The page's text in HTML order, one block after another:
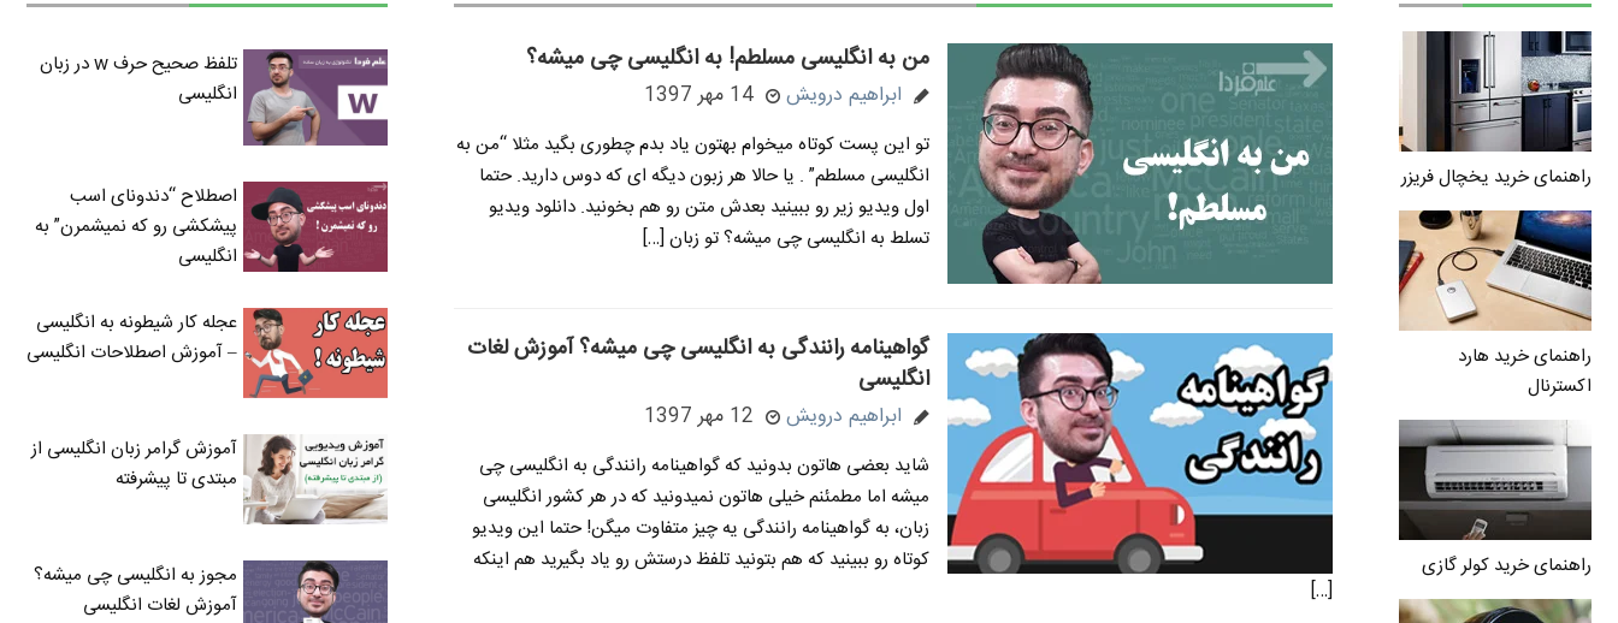
راهنمای خرید یخچال فریزر
راهنمای خرید هارد
اکسترنال
راهنمای خرید کولر گازی
من به انگلیسی مسلطم! به انگلیسی چی میشه؟
ابراهیم درویش 14 مهر 1397
تو این پست کوتاه میخوام بهتون یاد بدم چطوری بگید مثلا “من به
انگلیسی مسلطم” . یا حالا هر زبون دیگه ای که دوس دارید. حتما
اول ویدیو زیر رو ببینید بعدش متن رو هم بخونید. دانلود ویدیو
تسلط به انگلیسی چی میشه؟ تو زبان […]
گواهینامه رانندگی به انگلیسی چی میشه؟ آموزش لغات
انگلیسی
ابراهیم درویش 12 مهر 1397
شاید بعضی هاتون بدونید که گواهینامه رانندگی به انگلیسی چی
میشه اما مطمئنم خیلی هاتون نمیدونید که در هر کشور انگلیسی
زبان، به گواهینامه رانندگی یه چیز متفاوت میگن! حتما این ویدیو
کوتاه رو ببینید که هم بتونید تلفظ درستش رو یاد بگیرید هم اینکه
[…]
تلفظ صحیح حرف w در زبان
انگلیسی
اصطلاح “دندونای اسب
پیشکشی رو که نمیشمرن” به
انگلیسی
عجله کار شیطونه به انگلیسی
– آموزش اصطلاحات انگلیسی
آموزش گرامر زبان انگلیسی از
مبتدی تا پیشرفته
مجوز به انگلیسی چی میشه؟
آموزش لغات انگلیسی